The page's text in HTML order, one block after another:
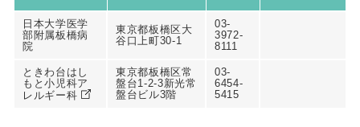
日本大学医学
部附属板橋病
院
東京都板橋区大
谷口上町30-1
03-
3972-
8111
ときわ台はし
もと小児科ア
レルギー科
東京都板橋区常
盤台1-2-3新光常
盤台ビル3階
03-
6454-
5415